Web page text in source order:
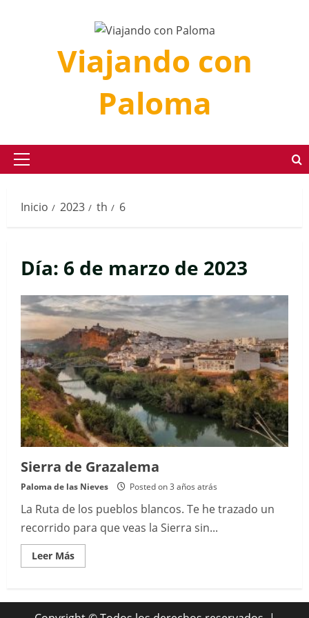
Viajando con
Paloma
Menú
Inicio 2023 th 6
Día: 6 de marzo de 2023
Sierra de Grazalema
Paloma de las Nieves Posted on 3 años atrás
La Ruta de los pueblos blancos. Te he trazado un
recorrido para que veas la Sierra sin...
Leer MásRead
more
Grazalema